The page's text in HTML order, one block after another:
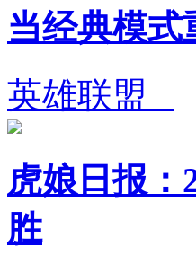
当经典模
英雄联盟
虎娘日报：
胜